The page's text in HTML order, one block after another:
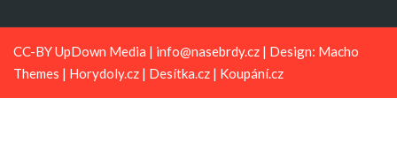
CC-BY UpDown Media | info@nasebrdy.cz | Design: Macho
Themes | Horydoly.cz | Desítka.cz | Koupání.cz